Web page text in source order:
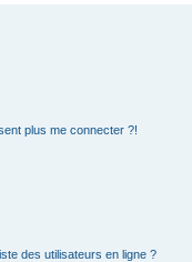
plus me connecter ?!
des utilisateurs en ligne ?